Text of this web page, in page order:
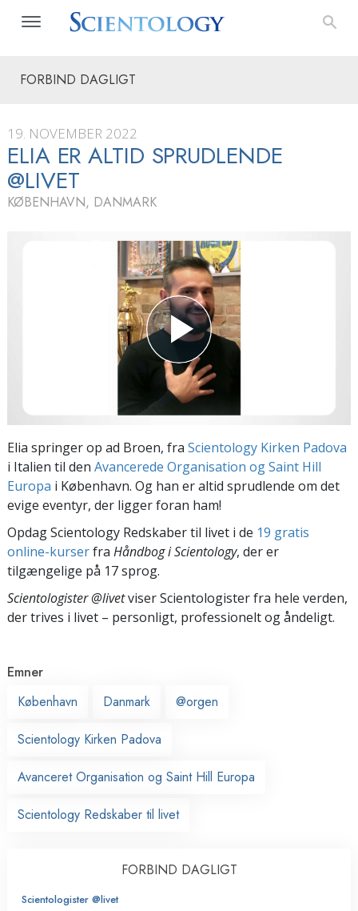
FORBIND DAGLIGT
19. NOVEMBER 2022
ELIA ER ALTID SPRUDLENDE
@LIVET
KØBENHAVN, DANMARK
Elia springer op ad Broen, fra Scientology Kirken Padova
i Italien til den Avancerede Organisation og Saint Hill
Europa i København. Og han er altid sprudlende om det
evige eventyr, der ligger foran ham!
Opdag Scientology Redskaber til livet i de 19 gratis
online-kurserfra Håndbog i Scientology, der er
tilgængelige på 17 sprog.
Scientologister @livetviser Scientologister fra hele verden,
der trives i livet – personligt, professionelt og åndeligt.
Emner
København
Danmark @orgen
Scientology Kirken Padova
Avanceret Organisation og Saint Hill Europa
Scientology Redskaber til livet
FORBIND DAGLIGT
Scientologister @livet